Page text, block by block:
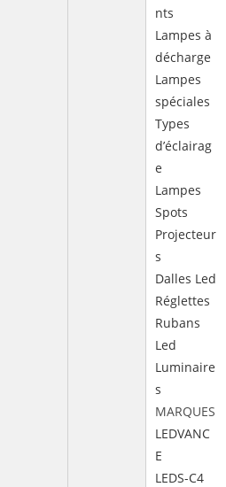
nts
Lampes à
décharge
Lampes
spéciales
Types
d’éclairag
e
Lampes
Spots
Projecteur
s
Dalles Led
Réglettes
Rubans
Led
Luminaire
s
MARQUES
LEDVANC
E
LEDS-C4